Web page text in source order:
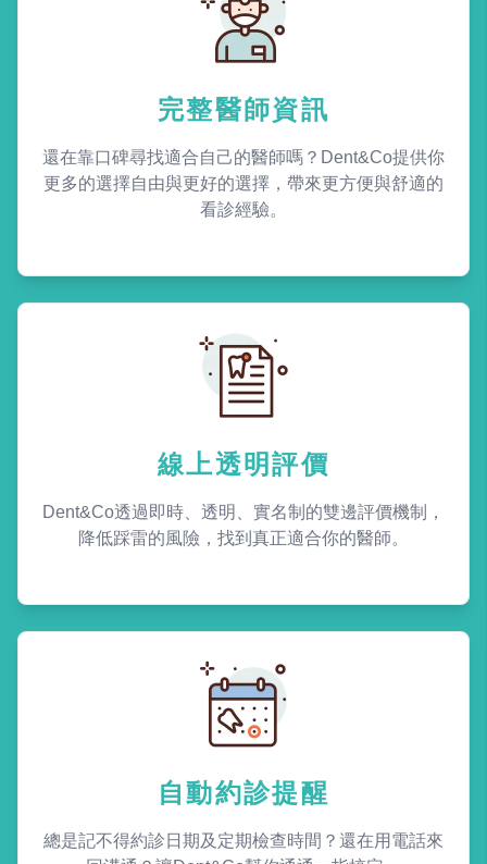
完整醫師資訊
還在靠口碑尋找適合自己的醫師嗎？Dent&Co提供你
更多的選擇自由與更好的選擇，帶來更方便與舒適的
看診經驗。
線上透明評價
Dent&Co透過即時、透明、實名制的雙邊評價機制，
降低踩雷的風險，找到真正適合你的醫師。
自動約診提醒
總是記不得約診日期及定期檢查時間？還在用電話來